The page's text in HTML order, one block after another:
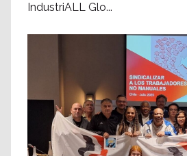
IndustriALL Glo...